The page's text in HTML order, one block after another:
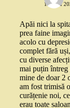
18 MAI
Apăi nici la
prea faine
acolo cu
complet fără
cu diverse
mai puțin
mine de doar 2
am fost trimisă
curățenie noi,
erau toate